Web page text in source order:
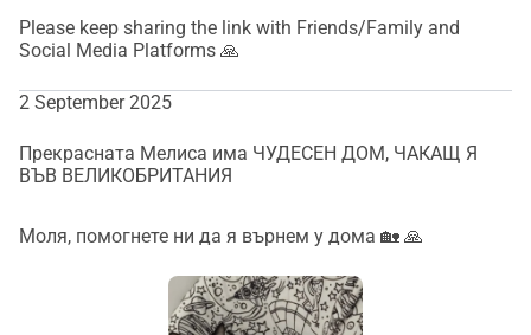
Please keep sharing the link with Friends/Family and
Social Media Platforms 🙏
2 September 2025
Прекрасната Мелиса има ЧУДЕСЕН ДОМ, ЧАКАЩ Я
ВЪВ ВЕЛИКОБРИТАНИЯ
Моля, помогнете ни да я върнем у дома 🏡 🙏